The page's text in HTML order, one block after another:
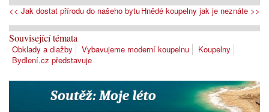
<< Jak dostat přírodu do našeho bytuHnědé koupelny jak je neznáte >>
Související témata
Obklady a dlažby Vybavujeme moderní koupelnu
Koupelny
Bydlení.cz představuje